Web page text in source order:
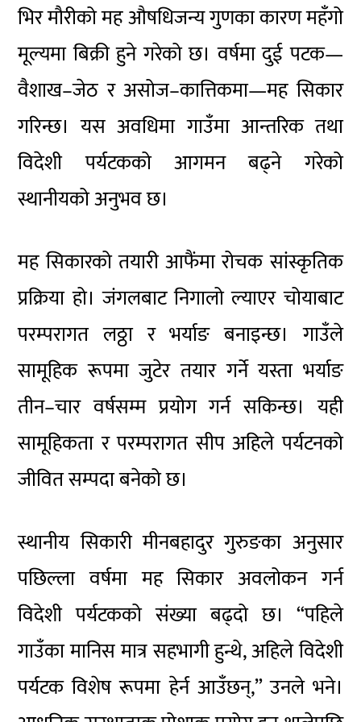
भिर मौरीको मह औषधिजन्य गुणका कारण महँगो
मूल्यमा बिक्री हुने गरेको छ। वर्षमा दुई पटक—
वैशाख–जेठ र असोज–कात्तिकमा—मह सिकार
गरिन्छ। यस अवधिमा गाउँमा आन्तरिक तथा
विदेशी पर्यटकको आगमन बढ्ने गरेको
स्थानीयको अनुभव छ।
मह सिकारको तयारी आफैंमा रोचक सांस्कृतिक
प्रक्रिया हो। जंगलबाट निगालो ल्याएर चोयाबाट
परम्परागत लठ्ठा र भर्याङ बनाइन्छ। गाउँले
सामूहिक रूपमा जुटेर तयार गर्ने यस्ता भर्याङ
तीन–चार वर्षसम्म प्रयोग गर्न सकिन्छ। यही
सामूहिकता र परम्परागत सीप अहिले पर्यटनको
जीवित सम्पदा बनेको छ।
स्थानीय सिकारी मीनबहादुर गुरुङका अनुसार
पछिल्ला वर्षमा मह सिकार अवलोकन गर्न
विदेशी पर्यटकको संख्या बढ्दो छ। “पहिले
गाउँका मानिस मात्र सहभागी हुन्थे, अहिले विदेशी
पर्यटक विशेष रूपमा हेर्न आउँछन्,” उनले भने।